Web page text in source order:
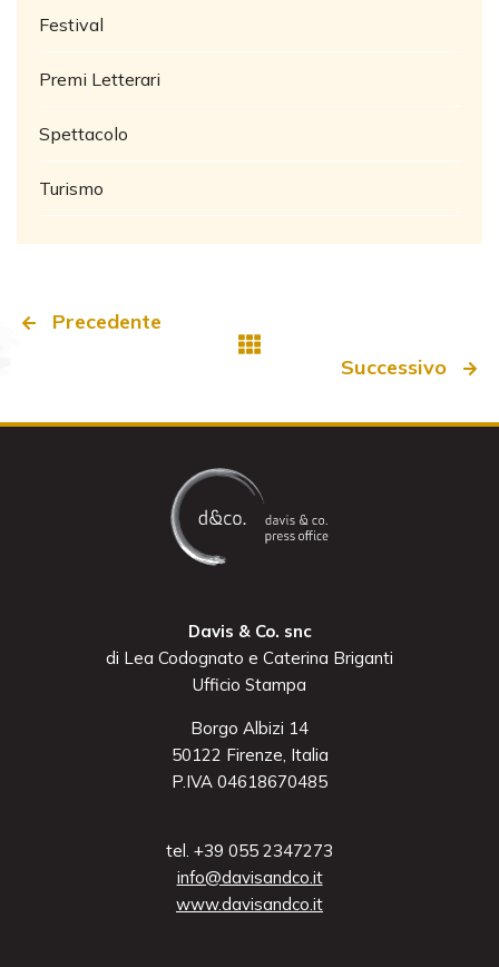
Festival
Premi Letterari
Spettacolo
Turismo
Precedente
Successivo
Davis & Co. snc
di Lea Codognato e Caterina Briganti
Ufficio Stampa
Borgo Albizi 14
50122 Firenze, Italia
P.IVA 04618670485
tel. +39 055 2347273
info@davisandco.it
www.davisandco.it